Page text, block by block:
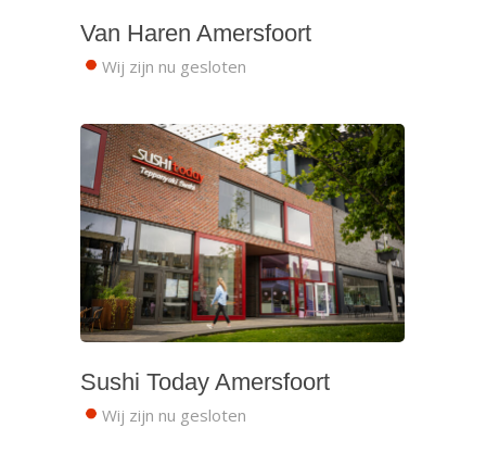
Van Haren Amersfoort
Wij zijn nu gesloten
Sushi Today Amersfoort
Wij zijn nu gesloten